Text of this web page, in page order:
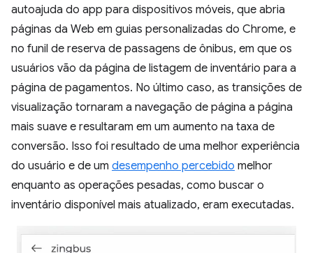
autoajuda do app para dispositivos móveis, que abria
páginas da Web em guias personalizadas do Chrome, e
no funil de reserva de passagens de ônibus, em que os
usuários vão da página de listagem de inventário para a
página de pagamentos. No último caso, as transições de
visualização tornaram a navegação de página a página
mais suave e resultaram em um aumento na taxa de
conversão. Isso foi resultado de uma melhor experiência
do usuário e de um desempenho percebido melhor
enquanto as operações pesadas, como buscar o
inventário disponível mais atualizado, eram executadas.